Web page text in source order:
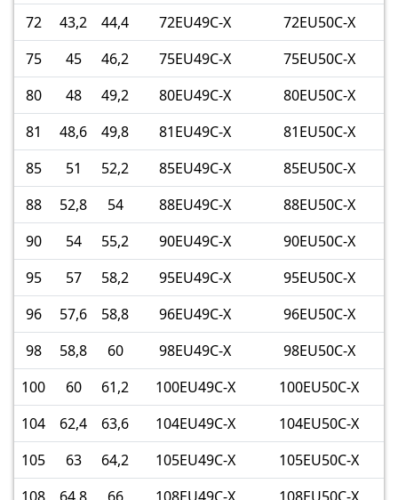
72
43,2 44,4 72EU49C-X
72EU50C-X
75
45 46,2 75EU49C-X
75EU50C-X
80
48 49,2 80EU49C-X
80EU50C-X
81
48,6 49,8 81EU49C-X
81EU50C-X
85
51 52,2 85EU49C-X
85EU50C-X
88
52,8 54 88EU49C-X
88EU50C-X
90
54 55,2 90EU49C-X
90EU50C-X
95
57 58,2 95EU49C-X
95EU50C-X
96
57,6 58,8 96EU49C-X
96EU50C-X
98
58,8 60 98EU49C-X
98EU50C-X
100
60 61,2 100EU49C-X
100EU50C-X
104
62,4 63,6 104EU49C-X
104EU50C-X
105
63 64,2 105EU49C-X
105EU50C-X